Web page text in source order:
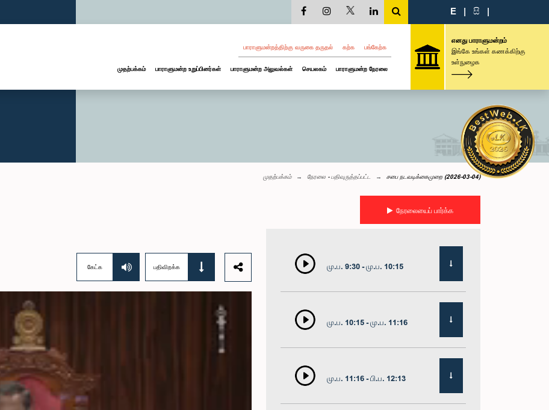
E | සි |
பாராளுமன்றத்திற்கு வருகை தருதல் கற்க பங்கேற்க
முதற்பக்கம் பாராளுமன்ற உறுப்பினர்கள் பாராளுமன்ற அலுவல்கள் செயலகம் பாராளுமன்ற நேரலை
எனது பாராளுமன்றம்
இங்கே உங்கள் கணக்கிற்கு
உள்நுழைக
முதற்பக்கம் நேரலை - பதிவுருத்தப்பட்ட சபை நடவடிக்கைமுறை (2026-03-04)
நேரலையைப் பார்க்க
கேட்க பதிவிறக்க மு.ப. 9:30 - மு.ப. 10:15
மு.ப. 10:15 - மு.ப. 11:16
மு.ப. 11:16 - பி.ப. 12:13